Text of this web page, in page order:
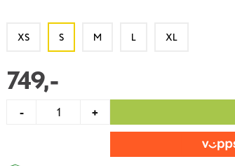
XS S M L XL
749,-
- +